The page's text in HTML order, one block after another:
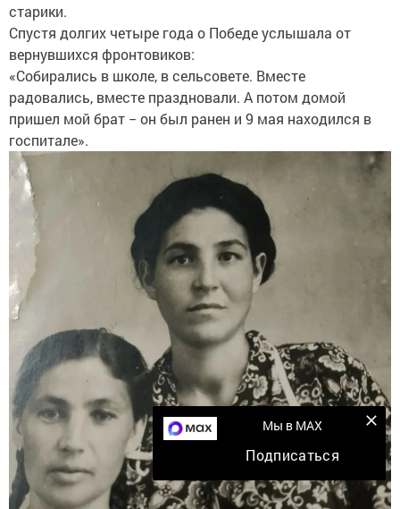
старики.
Спустя долгих четыре года о Победе услышала от
вернувшихся фронтовиков:
«Собирались в школе, в сельсовете. Вместе
радовались, вместе праздновали. А потом домой
пришел мой брат − он был ранен и 9 мая находился в
госпитале».
Мы в MAX
Подписаться